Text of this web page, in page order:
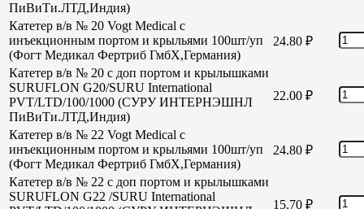
ПиВиТи.ЛТД,Индия)
Катетер в/в № 20 Vogt Medical с
инъекционным портом и крыльями 100шт/уп
(Фогт Медикал Фертриб ГмбХ,Германия)
24.80 ₽
Катетер в/в № 20 с доп портом и крылышками
SURUFLON G20/SURU International
PVT/LTD/100/1000 (СУРУ ИНТЕРНЭШНЛ
ПиВиТи.ЛТД,Индия)
22.00 ₽
Катетер в/в № 22 Vogt Medical с
инъекционным портом и крыльями 100шт/уп
(Фогт Медикал Фертриб ГмбХ,Германия)
24.80 ₽
Катетер в/в № 22 с доп портом и крылышками
SURUFLON G22 /SURU International
15.70 ₽